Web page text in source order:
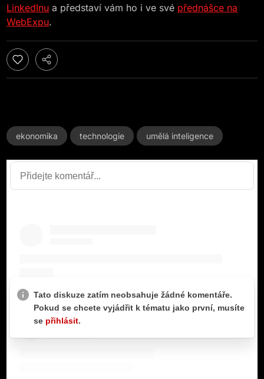
LinkedInu a představí vám ho i ve své přednášce na
WebExpu.
ekonomika technologie umělá inteligence